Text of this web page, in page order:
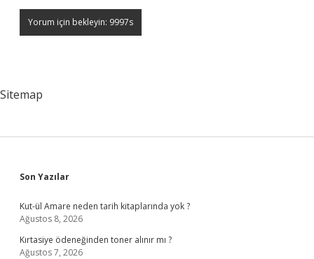
Sitemap
Sidebar
Son Yazılar
Kut-ül Amare neden tarih kitaplarında yok ?
Ağustos 8, 2026
Kırtasiye ödeneğinden toner alınır mı ?
Ağustos 7, 2026